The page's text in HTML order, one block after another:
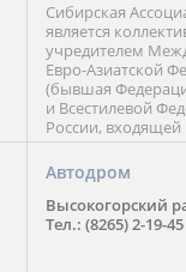
Сибирская
является
учредителем
Евро-Азиатской
(бывшая
и Всестилевой
России, входящей
Национального
России,
является С. В.
Автодром
Высокогорский
Тел.: (8265) 2-19-45